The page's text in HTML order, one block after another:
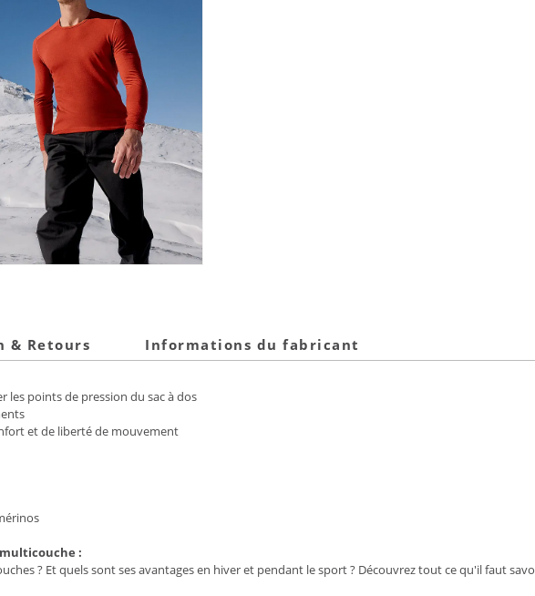
& Retours Informations du fabricant
les points de pression du sac à dos
et de liberté de mouvement
:
? Et quels sont ses avantages en hiver et pendant le sport ? Découvrez tout ce qu'il faut